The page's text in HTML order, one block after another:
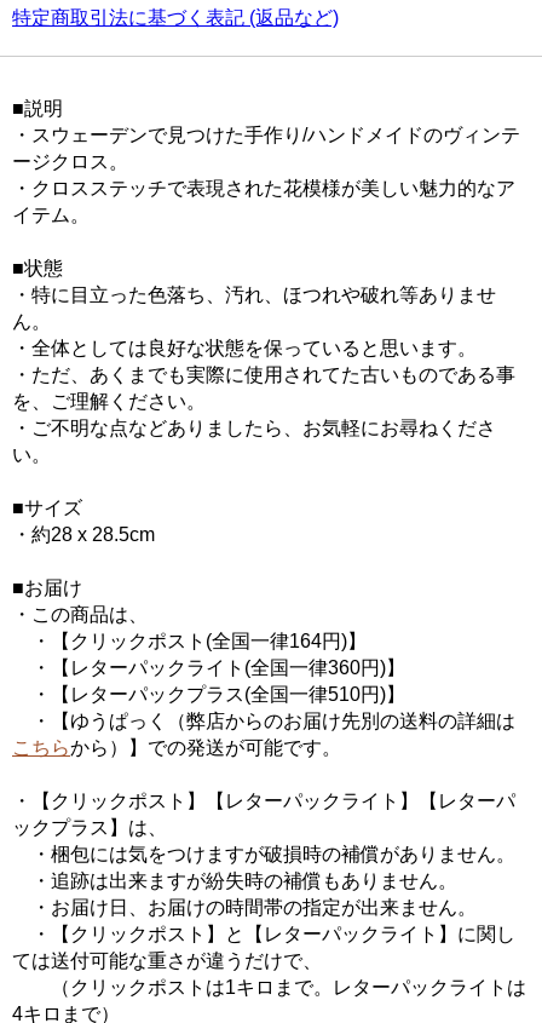
特定商取引法に基づく表記 (返品など)
■説明
・スウェーデンで見つけた手作り/ハンドメイドのヴィンテ
ージクロス。
・クロスステッチで表現された花模様が美しい魅力的なア
イテム。
■状態
・特に目立った色落ち、汚れ、ほつれや破れ等ありませ
ん。
・全体としては良好な状態を保っていると思います。
・ただ、あくまでも実際に使用されてた古いものである事
を、ご理解ください。
・ご不明な点などありましたら、お気軽にお尋ねくださ
い。
■サイズ
・約28 x 28.5cm
■お届け
・この商品は、
・【クリックポスト(全国一律164円)】
・【レターパックライト(全国一律360円)】
・【レターパックプラス(全国一律510円)】
・【ゆうぱっく（弊店からのお届け先別の送料の詳細は
こちらから）】での発送が可能です。
・【クリックポスト】【レターパックライト】【レターパ
ックプラス】は、
・梱包には気をつけますが破損時の補償がありません。
・追跡は出来ますが紛失時の補償もありません。
・お届け日、お届けの時間帯の指定が出来ません。
・【クリックポスト】と【レターパックライト】に関し
ては送付可能な重さが違うだけで、
（クリックポストは1キロまで。レターパックライトは
4キロまで）